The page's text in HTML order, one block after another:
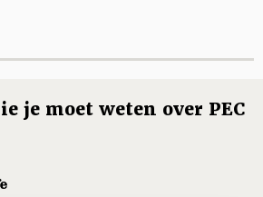
je moet weten over PEC